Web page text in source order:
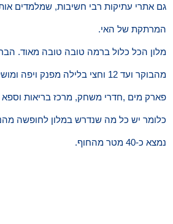
גם אתרי עתיקות רבי חשיבות, שמלמדים
המרתקת של האי.
מלון הכל כלול ברמה טובה טובה מאוד.
מהבוקר ועד 12 וחצי בלילה מפנק
כלומר יש כל מה שנדרש במלון לחופשה
נמצא כ-40 מטר מהחוף.